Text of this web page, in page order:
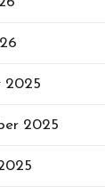
2025
2025